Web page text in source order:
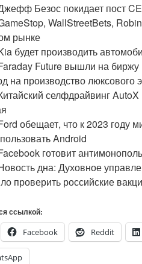
Безос покидает пост
WallStreetBets,
рынке
будет производить
Future вышли на биржу
на производство люксового
селфдрайвинг
обещает, что к 2023 году
Android
готовит
дна: Духовное
проверить российские
ссылкой:
Facebook Reddit